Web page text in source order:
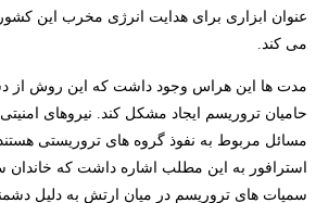
عنوان ابزاری برای هدایت انرژی مخرب این
می کند.
مدت ها این هراس وجود داشت که این روش از
حامیان تروریسم ایجاد مشکل کند. نیروهای
استرافور به این مطلب اشاره داشت که خاندان
سمپات های تروریسم در میان ارتش به دلیل